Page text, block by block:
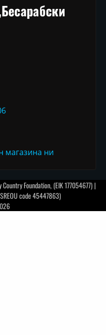
магазина ни
Foundation, (EIK 177054677) |
code 45447863)